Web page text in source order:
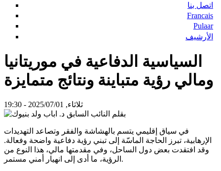
اتصل بنا
Francais
Pulaar
الأرشيف
السياسية الدفاعية في موريتانيا
ومالي رؤية متباينة ونتائج متمايزة
ثلاثاء, 2025/07/01 - 19:30
في سياق إقليمي يتسم بالهشاشة والفقر وتصاعد التهديدات
الإرهابية، تبرز الحاجة الماسّة إلى تبني رؤية دفاعية واضحة وفعالة.
وقد افتقدت بعض دول الساحل، وفي مقدمتها مالي، هذا النوع من
الرؤية، ما أدى إلى انهيار أمني مستمر.